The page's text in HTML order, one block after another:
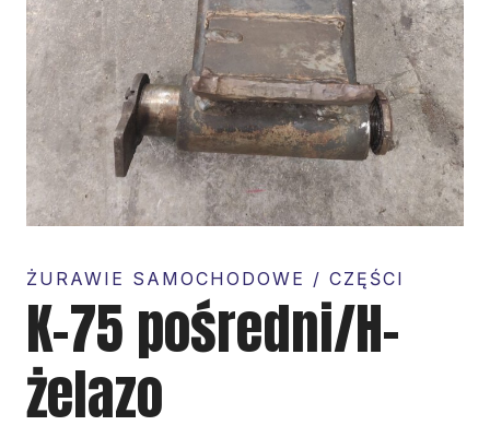
ŻURAWIE SAMOCHODOWE / CZĘŚCI
K-75 pośredni/H-
żelazo